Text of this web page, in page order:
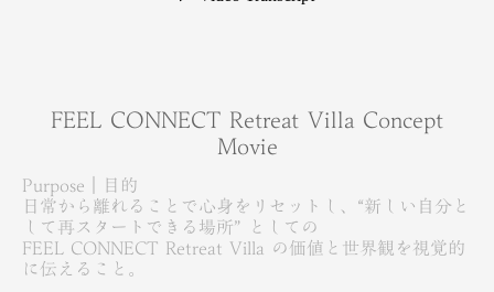
FEEL CONNECT Retreat Villa Concept
Movie
Purpose｜目的
日常から離れることで心身をリセットし、“新しい自分と
して再スタートできる場所” としての
FEEL CONNECT Retreat Villa の価値と世界観を視覚的
に伝えること。